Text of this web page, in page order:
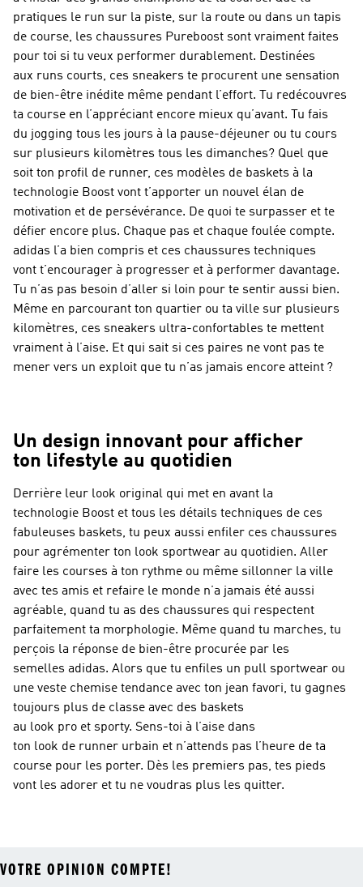
pratiques le run sur la piste, sur la route ou dans un tapis
de course, les chaussures Pureboost sont vraiment faites
pour toi si tu veux performer durablement. Destinées
aux runs courts, ces sneakers te procurent une sensation
de bien-être inédite même pendant l’effort. Tu redécouvres
ta course en l’appréciant encore mieux qu’avant. Tu fais
du jogging tous les jours à la pause-déjeuner ou tu cours
sur plusieurs kilomètres tous les dimanches? Quel que
soit ton profil de runner, ces modèles de baskets à la
technologie Boost vont t’apporter un nouvel élan de
motivation et de persévérance. De quoi te surpasser et te
défier encore plus. Chaque pas et chaque foulée compte.
adidas l’a bien compris et ces chaussures techniques
vont t’encourager à progresser et à performer davantage.
Tu n’as pas besoin d’aller si loin pour te sentir aussi bien.
Même en parcourant ton quartier ou ta ville sur plusieurs
kilomètres, ces sneakers ultra-confortables te mettent
vraiment à l’aise. Et qui sait si ces paires ne vont pas te
mener vers un exploit que tu n’as jamais encore atteint ?
Un design innovant pour afficher
ton lifestyle au quotidien
Derrière leur look original qui met en avant la
technologie Boost et tous les détails techniques de ces
fabuleuses baskets, tu peux aussi enfiler ces chaussures
pour agrémenter ton look sportwear au quotidien. Aller
faire les courses à ton rythme ou même sillonner la ville
avec tes amis et refaire le monde n’a jamais été aussi
agréable, quand tu as des chaussures qui respectent
parfaitement ta morphologie. Même quand tu marches, tu
perçois la réponse de bien-être procurée par les
semelles adidas. Alors que tu enfiles un pull sportwear ou
une veste chemise tendance avec ton jean favori, tu gagnes
toujours plus de classe avec des baskets
au look pro et sporty. Sens-toi à l’aise dans
ton look de runner urbain et n’attends pas l’heure de ta
course pour les porter. Dès les premiers pas, tes pieds
vont les adorer et tu ne voudras plus les quitter.
VOTRE OPINION COMPTE!